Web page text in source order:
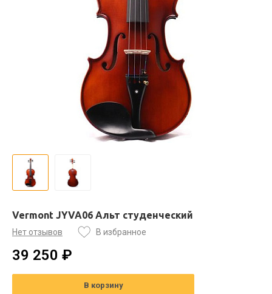
Vermont JYVA06 Альт студенческий
Нет отзывов В избранное
39 250 ₽
В корзину